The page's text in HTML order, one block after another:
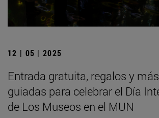
12 | 05 | 2025
Entrada gratuita, regalos y
guiadas para celebrar el Día
de Los Museos en el MUN